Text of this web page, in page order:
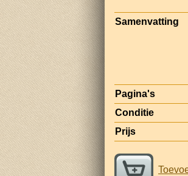
Samenvatting
Pagina's
Conditie
Prijs